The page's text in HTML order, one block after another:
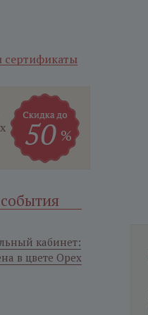
сертификаты
кабинет:
в цвете Орех